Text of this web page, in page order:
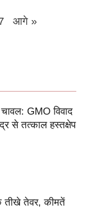
आगे »
GMO विवाद
से तत्काल हस्तक्षेप
तीखे तेवर, कीमतें